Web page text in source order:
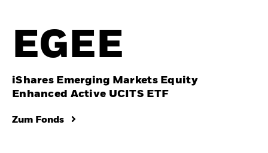
EGEE
iShares Emerging Markets Equity
Enhanced Active UCITS ETF
Zum Fonds